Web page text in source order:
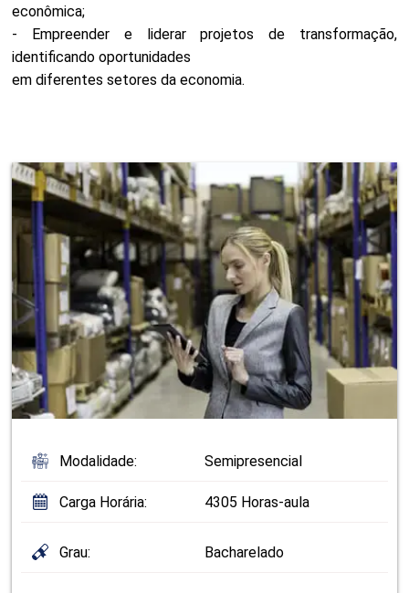
Modalidade: Semipresencial
Carga Horária: 4305 Horas-aula
Grau: Bacharelado
econômica;
- Empreender e liderar projetos de transformação,
identificando oportunidades
em diferentes setores da economia.